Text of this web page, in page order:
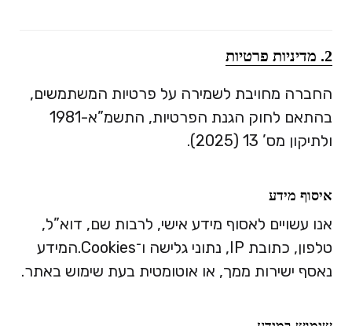
2. מדיניות פרטיות
החברה מחויבת לשמירה על פרטיות המשתמשים,
בהתאם לחוק הגנת הפרטיות, התשמ”א-1981
ולתיקון מס’ 13 (2025).
איסוף מידע
אנו עשויים לאסוף מידע אישי, לרבות שם, דוא”ל,
טלפון, כתובת IP, נתוני גלישה ו־Cookies.
המידע
נאסף ישירות ממך, או אוטומטית בעת שימוש באתר.